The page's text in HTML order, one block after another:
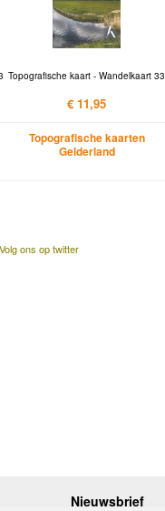
Topografische kaart - Wandelkaart 33
€ 11,95
Topografische kaarten
Gelderland
Volg ons op twitter
Nieuwsbrief